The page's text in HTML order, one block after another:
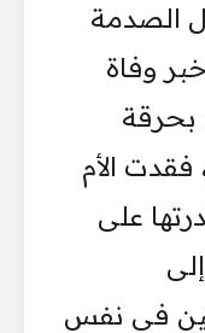
الصدمة
وفاة
بحرقة
فقدت الأم
على
في نفس